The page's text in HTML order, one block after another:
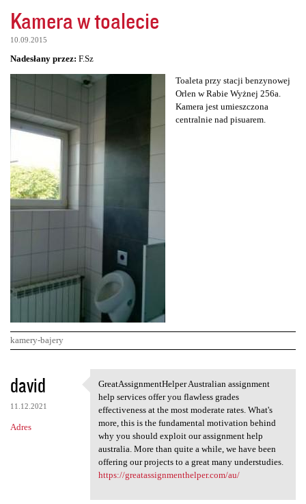
Kamera w toalecie
10.09.2015
Nadesłany przez: F.Sz
Toaleta przy stacji benzynowej
Orlen w Rabie Wyżnej 256a.
Kamera jest umieszczona
centralnie nad pisuarem.
kamery-bajery
K
o
m
e
david
11.12.2021
Adres
GreatAssignmentHelper
GreatAssignmentHelper Australian assignment
help services offer you flawless grades
effectiveness at the most moderate rates. What's
more, this is the fundamental motivation behind
why you should exploit our assignment help
australia. More than quite a while, we have been
offering our projects to a great many understudies.
https://greatassignmenthelper.com/au/